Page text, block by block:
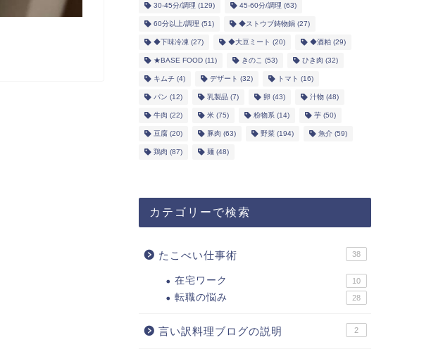
30-45分/調理 (129) 45-60分/調理 (63)
60分以上/調理 (51) ◆ストウブ鋳物鍋(27)
◆下味冷凍 (27) ◆大豆ミート (20) ◆酒粕(29)
★BASE FOOD(11) きのこ (53) ひき肉 (32)
キムチ (4) デザート (32) トマト (16)
パン (12) 乳製品(7) 卵 (43) 汁物(48)
牛肉 (22) 米(75) 粉物系 (14) 芋(50)
豆腐(20) 豚肉 (63) 野菜(194) 魚介(59)
鶏肉 (87) 麺(48)
カテゴリーで検索
たこべい仕事術 38
在宅ワーク 10
転職の悩み 28
言い訳料理ブログの説明 2